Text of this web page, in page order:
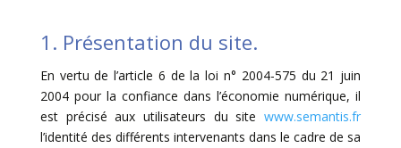
1. Présentation du site.
En vertu de l’article 6 de la loi n° 2004-575 du 21 juin
2004 pour la confiance dans l’économie numérique, il
est précisé aux utilisateurs du sitewww.semantis.fr
l’identité des différents intervenants dans le cadre de sa